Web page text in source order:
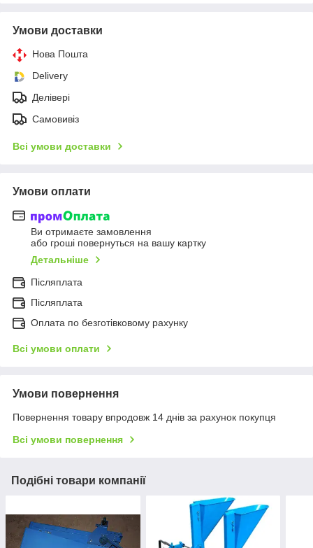
Умови доставки
Нова Пошта
Delivery
Делівері
Самовивіз
Всі умови доставки
Умови оплати
Ви отримаєте замовлення
або гроші повернуться на вашу картку
Детальніше
Післяплата
Післяплата
Оплата по безготівковому рахунку
Всі умови оплати
Умови повернення
Повернення товару впродовж 14 днів за рахунок покупця
Всі умови повернення
Подібні товари компанії